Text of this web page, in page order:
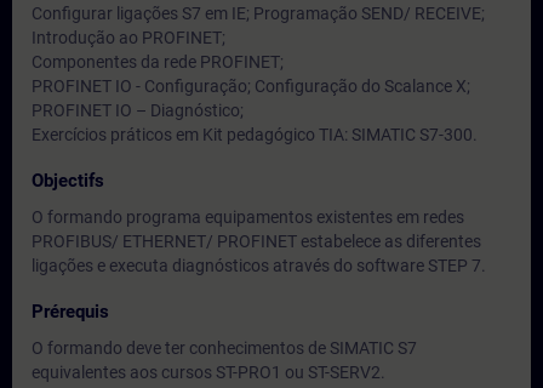
Configurar ligações S7 em IE; Programação SEND/ RECEIVE;
Introdução ao PROFINET;
Componentes da rede PROFINET;
PROFINET IO - Configuração; Configuração do Scalance X;
PROFINET IO – Diagnóstico;
Exercícios práticos em Kit pedagógico TIA: SIMATIC S7-300.
Objectifs
O formando programa equipamentos existentes em redes
PROFIBUS/ ETHERNET/ PROFINET estabelece as diferentes
ligações e executa diagnósticos através do software STEP 7.
Prérequis
O formando deve ter conhecimentos de SIMATIC S7
equivalentes aos cursos ST-PRO1 ou ST-SERV2.